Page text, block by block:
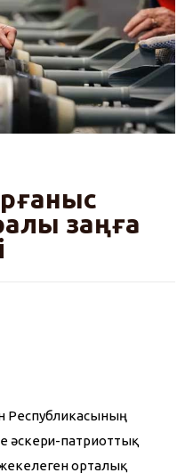
заңға
Республикасының
әскери-патриоттық
орталық